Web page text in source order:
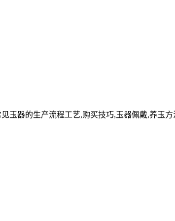
玉器的生产流程工艺,购买技巧,玉器佩戴,养玉方